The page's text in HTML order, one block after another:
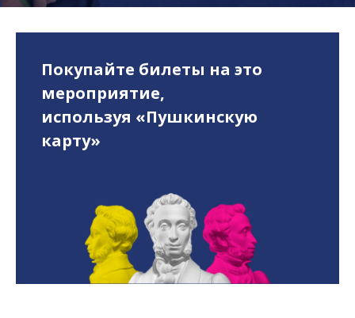
Покупайте билеты на это
мероприятие,
используя «Пушкинскую
карту»